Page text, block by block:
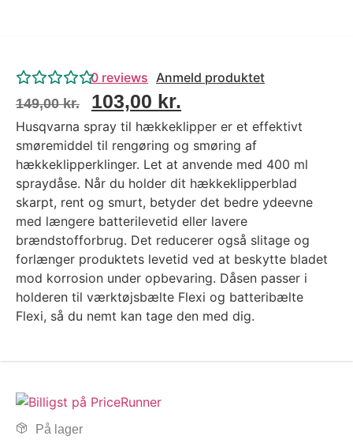
0 reviews Anmeld produktet
149,00kr. 103,00 kr.
Husqvarna spray til hækkeklipper er et effektivt
smøremiddel til rengøring og smøring af
hækkeklipperklinger. Let at anvende med 400 ml
spraydåse. Når du holder dit hækkeklipperblad
skarpt, rent og smurt, betyder det bedre ydeevne
med længere batterilevetid eller lavere
brændstofforbrug. Det reducerer også slitage og
forlænger produktets levetid ved at beskytte bladet
mod korrosion under opbevaring. Dåsen passer i
holderen til værktøjsbælte Flexi og batteribælte
Flexi, så du nemt kan tage den med dig.
På lager